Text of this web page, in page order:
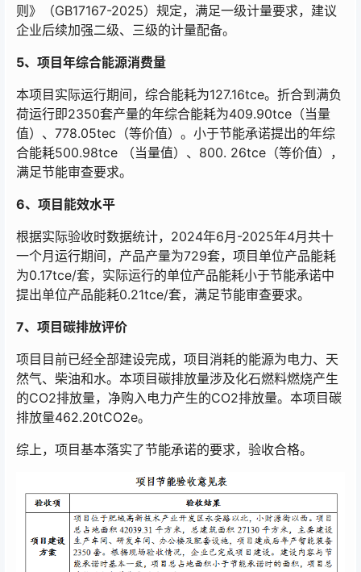
则》（GB17167-2025）规定，满足一级计量要求，建议
企业后续加强二级、三级的计量配备。
5、项目年综合能源消费量
本项目实际运行期间，综合能耗为127.16tce。折合到满负
荷运行即2350套产量的年综合能耗为409.90tce（当量
值）、778.05tec（等价值）。小于节能承诺提出的年综
合能耗500.98tce （当量值）、800. 26tce（等价值），
满足节能审查要求。
6、项目 能效水平
根据实际验收时数据统计，2024年6月-2025年4月共十
一个月运行期间，产品产量为729套，项目单位产品能耗
为0.17tce/套，实际运行的单位产品能耗小于节能承诺中
提出单位产品能耗0.21tce/套，满足节能审查要求。
7、项目碳排放评价
项目目前已经全部建设完成，项目消耗的能源为电力、天
然气、柴油和水。本项目碳排放量涉及化石燃料燃烧产生
的CO2排放量，净购入电力产生的CO2排放量。本项目碳
排放量462.20tCO2e。
综上，项目基本落实了节能承诺的要求，验收合格。